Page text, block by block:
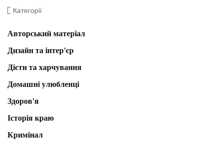
Категорії
Авторський матеріал
Дизайн та інтер'єр
Дієти та харчування
Домашні улюбленці
Здоров'я
Історія краю
Кримінал